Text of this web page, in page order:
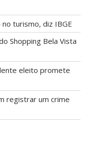
turismo, diz IBGE
Shopping Bela Vista
eleito promete
registrar um crime